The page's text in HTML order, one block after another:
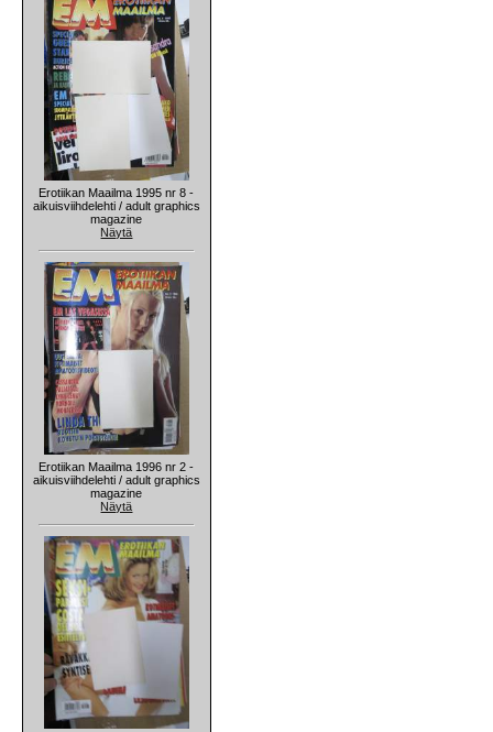
Erotiikan Maailma 1995 nr 8 -
aikuisviihdelehti / adult graphics
magazine
Näytä
Erotiikan Maailma 1996 nr 2 -
aikuisviihdelehti / adult graphics
magazine
Näytä